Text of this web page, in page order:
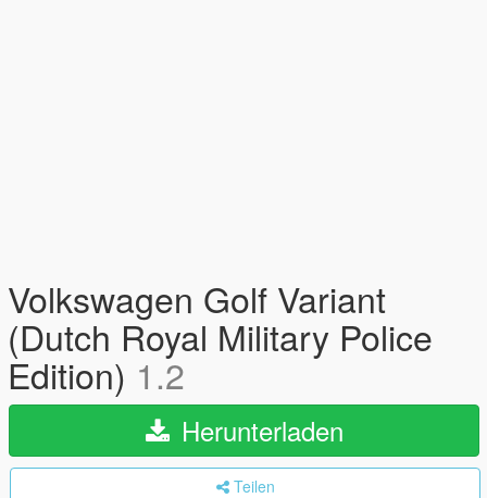
Volkswagen Golf Variant
(Dutch Royal Military Police
Edition) 1.2
Herunterladen
Teilen